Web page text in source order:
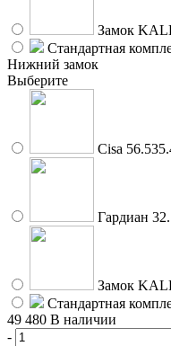
Замок
Стандартная
Нижний замок
Выберите
Cisa
Гардиан
Замок
Стандартная
49 480 В наличии
-